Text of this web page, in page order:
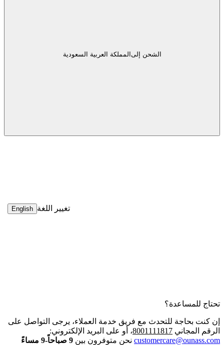
الشحن إلىالمملكة العربية السعودية
تغيير اللغة English
تحتاج للمساعدة؟
إن كنت بحاجة للتحدث مع فريق خدمة العملاء، يرجى التواصل على
الرقم المجاني 8001111817، أو على البريد الإلكتروني:
customercare@ounass.com نحن متوفرون بين 9 صباحاً-9 مساءً